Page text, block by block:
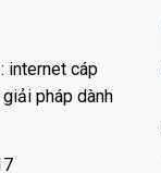
internet cáp
pháp dành